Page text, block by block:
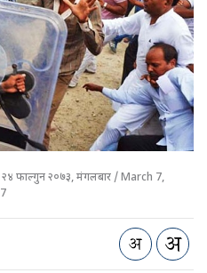
२४ फाल्गुन २०७३, मंगलबार / March 7,